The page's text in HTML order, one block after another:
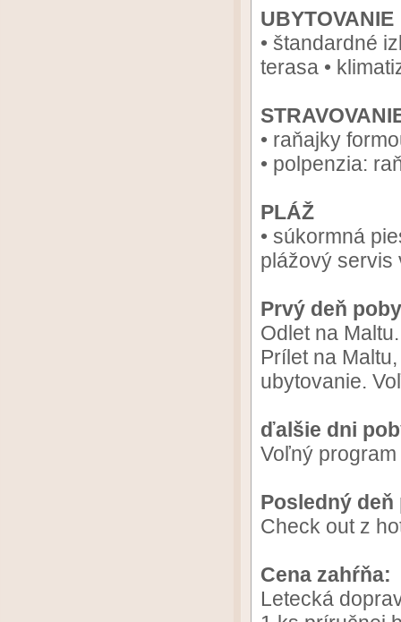
UBYTOVANIE
• štandardné
terasa •
• raňajky
• polpenzia:
PLÁŽ
• súkormná
plážový servis
Prvý deň
Odlet na Maltu.
Prílet na
ubytovanie.
ďalšie dni
Voľný program
Posledný
Check out z
Cena zahŕňa:
Letecká